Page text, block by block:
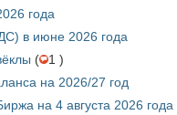
года
в июне 2026 года
(
1 )
на 2026/27 год
на 4 августа 2026 года